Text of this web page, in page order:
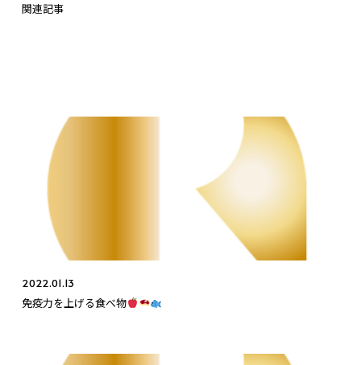
関連記事
2022.01.13
免疫力を上げる食べ物